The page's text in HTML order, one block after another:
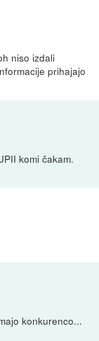
niso izdali
prihajajo
komi čakam.
konkurenco...